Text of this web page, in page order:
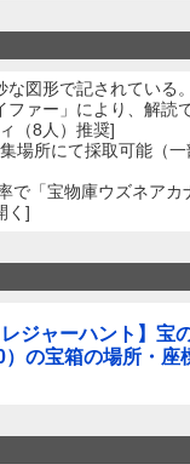
図形で記されている。
ファー」により、解読
（8人）推奨]
場所にて採取可能（
で「宝物庫ウズネアカ
く]
レジャーハント】宝
）の宝箱の場所・座